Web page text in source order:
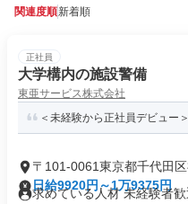
関連度順新着順
正社員
大学構内の施設警備
東亜サービス株式会社
＜未経験から正社員デビュー
〒101-0061東京都千代田
日給9920円～1万9375円
求めている人材 未経験者